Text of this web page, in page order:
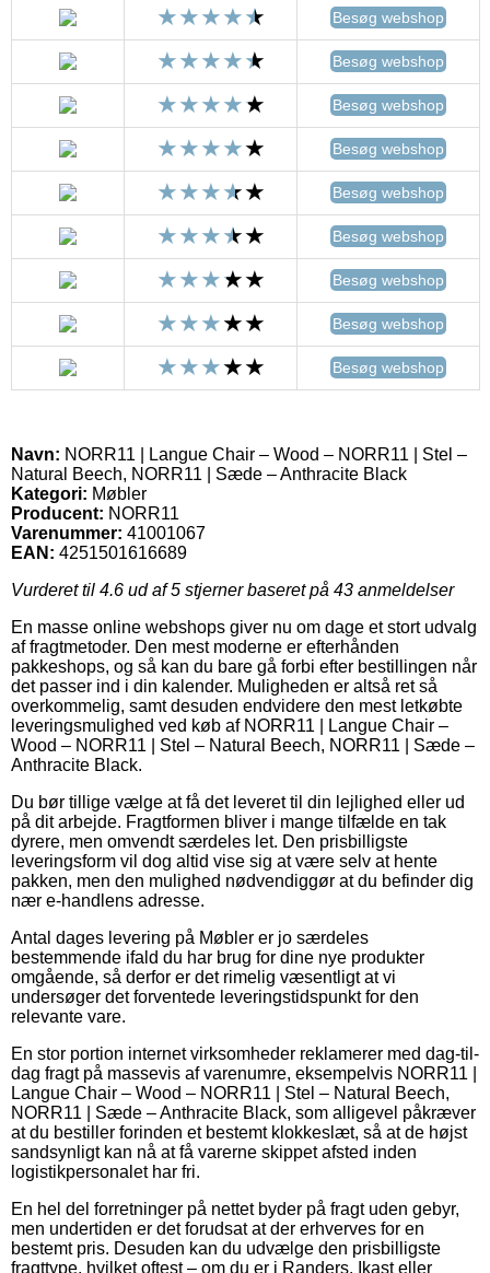
Besøg webshop
Besøg webshop
Besøg webshop
Besøg webshop
Besøg webshop
Besøg webshop
Besøg webshop
Besøg webshop
Besøg webshop
Navn: NORR11 | Langue Chair – Wood – NORR11 | Stel –
Natural Beech, NORR11 | Sæde – Anthracite Black
Kategori: Møbler
Producent: NORR11
Varenummer: 41001067
EAN: 4251501616689
Vurderet til 4.6 ud af 5 stjerner baseret på 43 anmeldelser
En masse online webshops giver nu om dage et stort udvalg
af fragtmetoder. Den mest moderne er efterhånden
pakkeshops, og så kan du bare gå forbi efter bestillingen når
det passer ind i din kalender. Muligheden er altså ret så
overkommelig, samt desuden endvidere den mest letkøbte
leveringsmulighed ved køb af NORR11 | Langue Chair –
Wood – NORR11 | Stel – Natural Beech, NORR11 | Sæde –
Anthracite Black.
Du bør tillige vælge at få det leveret til din lejlighed eller ud
på dit arbejde. Fragtformen bliver i mange tilfælde en tak
dyrere, men omvendt særdeles let. Den prisbilligste
leveringsform vil dog altid vise sig at være selv at hente
pakken, men den mulighed nødvendiggør at du befinder dig
nær e-handlens adresse.
Antal dages levering på Møbler er jo særdeles
bestemmende ifald du har brug for dine nye produkter
omgående, så derfor er det rimelig væsentligt at vi
undersøger det forventede leveringstidspunkt for den
relevante vare.
En stor portion internet virksomheder reklamerer med dag-til-
dag fragt på massevis af varenumre, eksempelvis NORR11 |
Langue Chair – Wood – NORR11 | Stel – Natural Beech,
NORR11 | Sæde – Anthracite Black, som alligevel påkræver
at du bestiller forinden et bestemt klokkeslæt, så at de højst
sandsynligt kan nå at få varerne skippet afsted inden
logistikpersonalet har fri.
En hel del forretninger på nettet byder på fragt uden gebyr,
men undertiden er det forudsat at der erhverves for en
bestemt pris. Desuden kan du udvælge den prisbilligste
fragttype, hvilket oftest – om du er i Randers, Ikast eller